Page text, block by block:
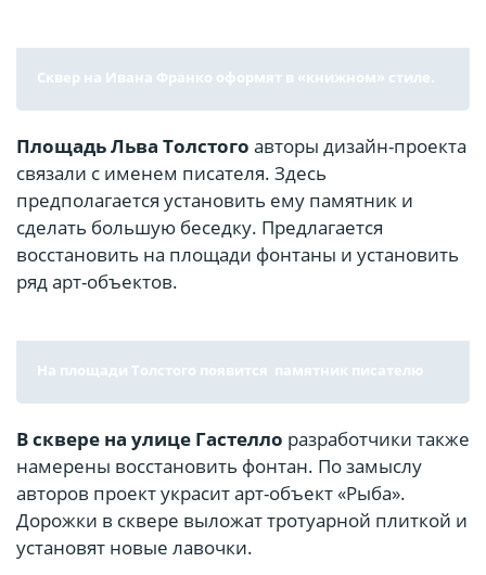
Сквер на Ивана Франко оформят в «книжном» стиле.
Площадь Льва Толстого авторы дизайн-проекта
связали с именем писателя. Здесь
предполагается установить ему памятник и
сделать большую беседку. Предлагается
восстановить на площади фонтаны и установить
ряд арт-объектов.
На площади Толстого появится памятник писателю
В сквере на улице Гастелло разработчики также
намерены восстановить фонтан. По замыслу
авторов проект украсит арт-объект «Рыба».
Дорожки в сквере выложат тротуарной плиткой и
установят новые лавочки.